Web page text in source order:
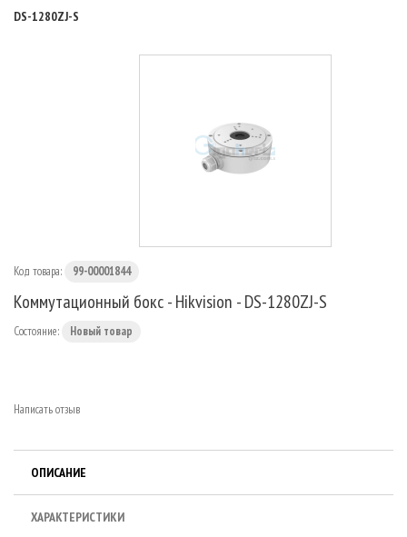
DS-1280ZJ-S
Код товара: 99-00001844
Коммутационный бокс - Hikvision - DS-1280ZJ-S
Состояние: Новый товар
Написать отзыв
ОПИСАНИЕ
ХАРАКТЕРИСТИКИ